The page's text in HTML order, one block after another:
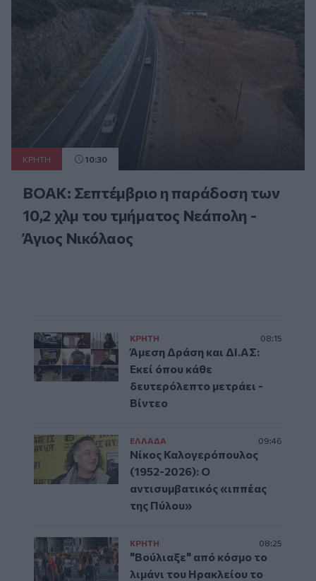
ΚΡΗΤΗ 10:30
ΒΟΑΚ: Σεπτέμβριο η παράδοση των
10,2 χλμ του τμήματος Νεάπολη -
Άγιος Νικόλαος
ΚΡΗΤΗ 08:15
Άμεση Δράση και ΔΙ.ΑΣ:
Εκεί όπου κάθε
δευτερόλεπτο μετράει -
Βίντεο
ΕΛΛAΔΑ 09:46
Νίκος Καλογερόπουλος
(1952-2026): O
αντισυμβατικός «ιππέας
της Πύλου»
ΚΡΗΤΗ 08:25
"Βούλιαξε" από κόσμο το
λιμάνι του Ηρακλείου το